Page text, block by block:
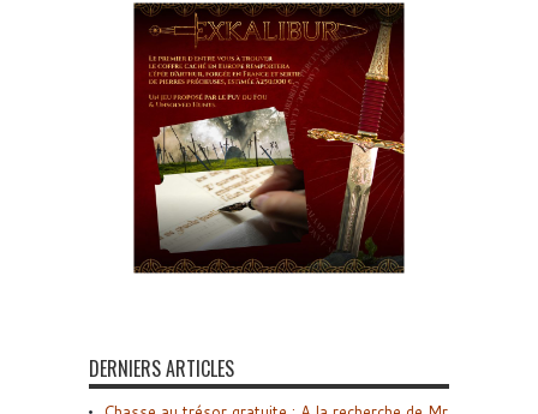
DERNIERS ARTICLES